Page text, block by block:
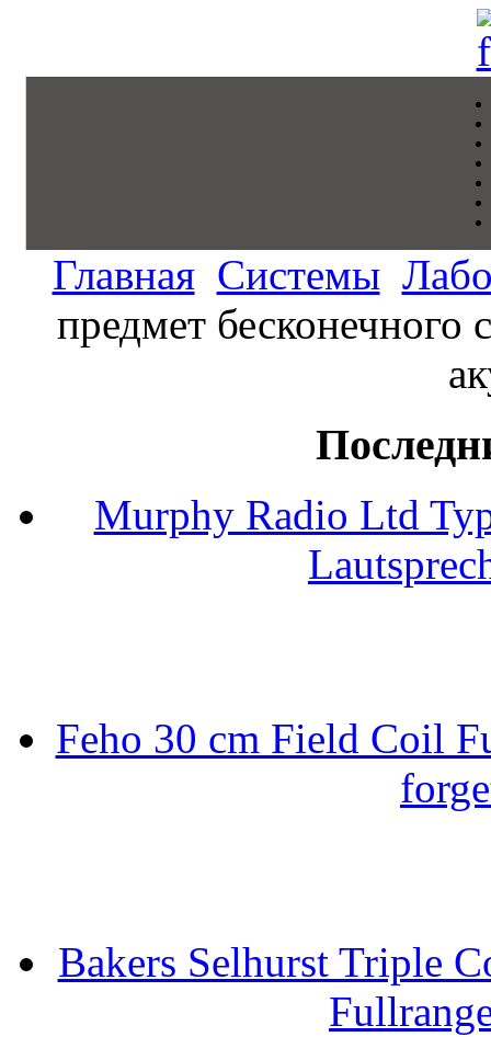
Главная Системы
предмет бесконечного
Murphy Radio Ltd
Feho 30 cm Field Coil
Bakers Selhurst Triple